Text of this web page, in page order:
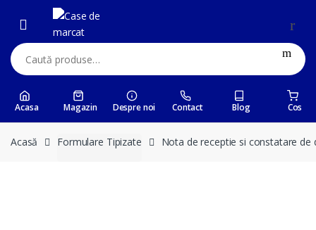
navigation
content
Caută:
Acasa Magazin Despre noi Contact Blog Cos
Acasă Formulare Tipizate Nota de receptie si constatare